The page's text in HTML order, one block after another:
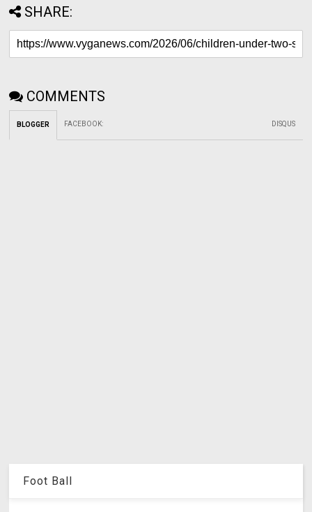
SHARE:
COMMENTS
BLOGGER FACEBOOK: DISQUS
Foot Ball